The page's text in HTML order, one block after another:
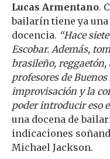
Lucas Armentano.
bailarín tiene ya
docencia. “Hace
Escobar. Además,
brasileño, reggaetón,
profesores de
improvisación y la
poder introducir eso
una docena de
indicaciones
Michael Jackson.